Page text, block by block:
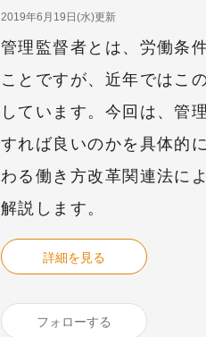
2019年6月19日(水)更新
管理監督者とは、労働条
ことですが、近年ではこ
しています。今回は、管
すれば良いのかを具体的
わる働き方改革関連法に
解説します。
詳細を見る
フォローする